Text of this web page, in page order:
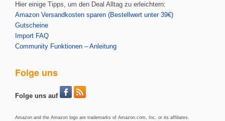
Hier einige Tipps, um den Deal Alltag zu erleichtern:
Amazon Versandkosten sparen (Bestellwert unter 39€)
Gutscheine
Import FAQ
Community Funktionen – Anleitung
Folge uns
Folge uns auf
Amazon and the Amazon logo are trademarks of Amazon.com, Inc. or its affiliates.